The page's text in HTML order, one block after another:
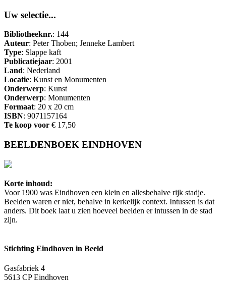
Uw selectie...
Bibliotheeknr.: 144
Auteur: Peter Thoben; Jenneke Lambert
Type: Slappe kaft
Publicatiejaar: 2001
Land: Nederland
Locatie: Kunst en Monumenten
Onderwerp: Kunst
Onderwerp: Monumenten
Formaat: 20 x 20 cm
ISBN: 9071157164
Te koop voor € 17,50
BEELDENBOEK EINDHOVEN
Korte inhoud:
Voor 1900 was Eindhoven een klein en allesbehalve rijk stadje.
Beelden waren er niet, behalve in kerkelijk context. Intussen is dat
anders. Dit boek laat u zien hoeveel beelden er intussen in de stad
zijn.
Stichting Eindhoven in Beeld
Gasfabriek 4
5613 CP Eindhoven